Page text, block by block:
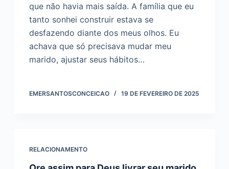
que não havia mais saída. A família que eu
tanto sonhei construir estava se
desfazendo diante dos meus olhos. Eu
achava que só precisava mudar meu
marido, ajustar seus hábitos…
EMERSANTOSCONCEICAO 19 DE FEVEREIRO DE 2025
RELACIONAMENTO